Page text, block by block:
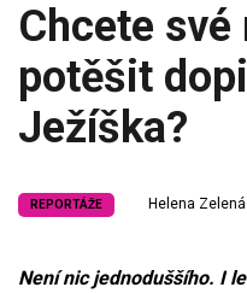
Chcete
potěšit
Ježíška?
REPORTÁŽE Helena
Není nic jednoduššího. I